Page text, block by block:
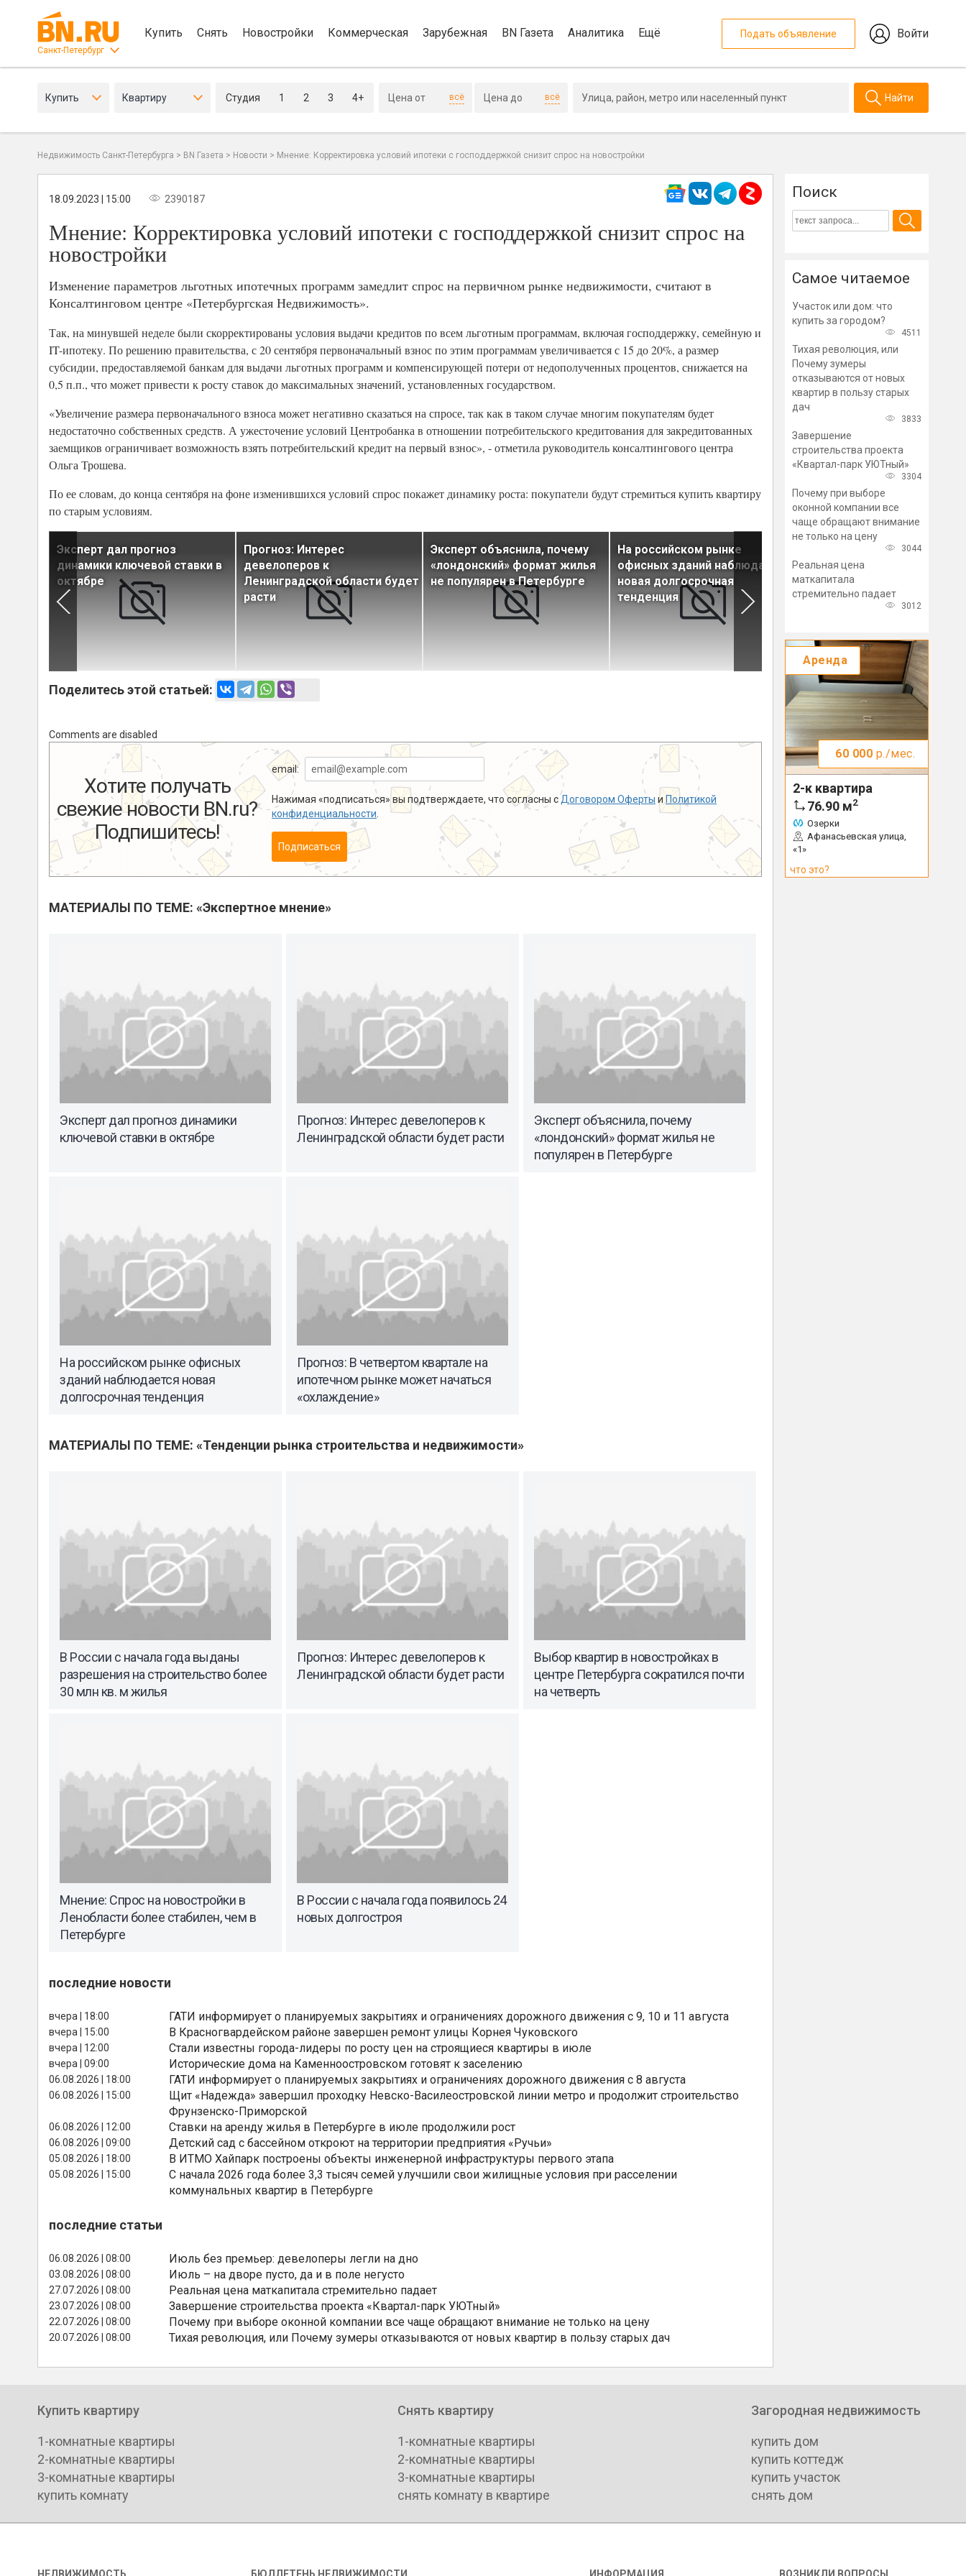
Санкт-Петербург
Купить Снять Новостройки Коммерческая Зарубежная BN Газета Аналитика Ещё Подать объявление Войти
Купить Квартиру Студия 1 2 3 4+ всё всё Найти
Недвижимость Санкт-Петербурга > BN Газета > Новости > Мнение: Корректировка условий ипотеки с господдержкой снизит спрос на новостройки
18.09.2023 | 15:00 2390187
Мнение: Корректировка условий ипотеки с господдержкой снизит спрос на
новостройки
Изменение параметров льготных ипотечных программ замедлит спрос на первичном рынке недвижимости, считают в
Консалтинговом центре «Петербургская Недвижимость».
Так, на минувшей неделе были скорректированы условия выдачи кредитов по всем льготным программам, включая господдержку, семейную и
IT-ипотеку. По решению правительства, с 20 сентября первоначальный взнос по этим программам увеличивается с 15 до 20%, а размер
субсидии, предоставляемой банкам для выдачи льготных программ и компенсирующей потери от недополученных процентов, снижается на
0,5 п.п., что может привести к росту ставок до максимальных значений, установленных государством.
«Увеличение размера первоначального взноса может негативно сказаться на спросе, так как в таком случае многим покупателям будет
недостаточно собственных средств. А ужесточение условий Центробанка в отношении потребительского кредитования для закредитованных
заемщиков ограничивает возможность взять потребительский кредит на первый взнос», - отметила руководитель консалтингового центра
Ольга Трошева.
По ее словам, до конца сентября на фоне изменившихся условий спрос покажет динамику роста: покупатели будут стремиться купить квартиру
по старым условиям.
Эксперт дал прогноз
динамики ключевой ставки в
октябре
Прогноз: Интерес
девелоперов к
Ленинградской области будет
расти
Эксперт объяснила, почему
«лондонский» формат жилья
не популярен в Петербурге
На российском рынке
офисных зданий наблюдается
новая долгосрочная
тенденция
Прогноз: В четвертом
квартале на ипотечном
может начаться
«охлаждение»
Поделитесь этой статьей:
Comments are disabled
Хотите получать
свежие новости BN.ru?
Подпишитесь!
email:
Нажимая «подписаться» вы подтверждаете, что согласны с Договором Оферты и Политикой
конфиденциальности
Подписаться
МАТЕРИАЛЫ ПО ТЕМЕ: «Экспертное мнение»
Эксперт дал прогноз динамики
ключевой ставки в октябре
Прогноз: Интерес девелоперов к
Ленинградской области будет расти
Эксперт объяснила, почему
«лондонский» формат жилья не
популярен в Петербурге
На российском рынке офисных
зданий наблюдается новая
долгосрочная тенденция
Прогноз: В четвертом квартале на
ипотечном рынке может начаться
«охлаждение»
МАТЕРИАЛЫ ПО ТЕМЕ: «Тенденции рынка строительства и недвижимости»
В России с начала года выданы
разрешения на строительство более
30 млн кв. м жилья
Прогноз: Интерес девелоперов к
Ленинградской области будет расти
Выбор квартир в новостройках в
центре Петербурга сократился почти
на четверть
Мнение: Спрос на новостройки в
Ленобласти более стабилен, чем в
Петербурге
В России с начала года появилось 24
новых долгостроя
последние новости
вчера | 18:00 ГАТИ информирует о планируемых закрытиях и ограничениях дорожного движения с 9, 10 и 11 августа
вчера | 15:00 В Красногвардейском районе завершен ремонт улицы Корнея Чуковского
вчера | 12:00 Стали известны города-лидеры по росту цен на строящиеся квартиры в июле
вчера | 09:00 Исторические дома на Каменноостровском готовят к заселению
06.08.2026 | 18:00 ГАТИ информирует о планируемых закрытиях и ограничениях дорожного движения с 8 августа
06.08.2026 | 15:00
Щит «Надежда» завершил проходку Невско-Василеостровской линии метро и продолжит строительство
Фрунзенско-Приморской
06.08.2026 | 12:00 Ставки на аренду жилья в Петербурге в июле продолжили рост
06.08.2026 | 09:00 Детский сад с бассейном откроют на территории предприятия «Ручьи»
05.08.2026 | 18:00 В ИТМО Хайпарк построены объекты инженерной инфраструктуры первого этапа
05.08.2026 | 15:00
С начала 2026 года более 3,3 тысяч семей улучшили свои жилищные условия при расселении
коммунальных квартир в Петербурге
последние статьи
06.08.2026 | 08:00 Июль без премьер: девелоперы легли на дно
03.08.2026 | 08:00 Июль – на дворе пусто, да и в поле негусто
27.07.2026 | 08:00 Реальная цена маткапитала стремительно падает
23.07.2026 | 08:00 Завершение строительства проекта «Квартал-парк УЮТный»
22.07.2026 | 08:00 Почему при выборе оконной компании все чаще обращают внимание не только на цену
20.07.2026 | 08:00 Тихая революция, или Почему зумеры отказываются от новых квартир в пользу старых дач
Поиск
Самое читаемое
Участок или дом: что
купить за городом?
4511
Тихая революция, или
Почему зумеры
отказываются от новых
квартир в пользу старых
дач
3833
Завершение
строительства проекта
«Квартал-парк УЮТный»
3304
Почему при выборе
оконной компании все
чаще обращают внимание
не только на цену
3044
Реальная цена
маткапитала
стремительно падает
3012
Аренда
60 000 р./мес.
2-к квартира
76.90 м2
Озерки
Афанасьевская улица,
«1»
что это?
Купить квартиру
1-комнатные квартиры
2-комнатные квартиры
3-комнатные квартиры
купить комнату
Снять квартиру
1-комнатные квартиры
2-комнатные квартиры
3-комнатные квартиры
снять комнату в квартире
Загородная недвижимость
купить дом
купить коттедж
купить участок
снять дом
НЕДВИЖИМОСТЬ БЮЛЛЕТЕНЬ НЕДВИЖИМОСТИ ИНФОРМАЦИЯ ВОЗНИКЛИ ВОПРОСЫ